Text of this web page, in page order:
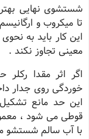
شستشوى نهایى
تا میکروب و
این کار باید به
معینى تجاوز نکند .
خوردگى روى جدار
قوطى مى شود ،
با آب سالم شستشو